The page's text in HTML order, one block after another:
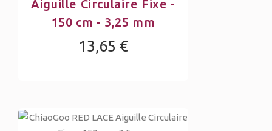
Aiguille Circulaire Fixe -
150 cm - 3,25 mm
13,65 €